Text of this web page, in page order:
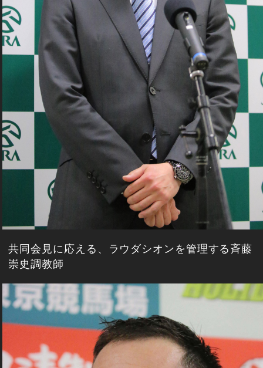
共同会見に応える、ラウダシオンを管理する斉藤
崇史調教師